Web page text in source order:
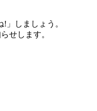
」しましょう。
せします。